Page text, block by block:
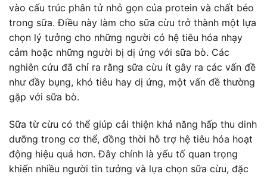
vào cấu trúc phân tử nhỏ gọn của protein và chất béo
trong sữa. Điều này làm cho sữa cừu trở thành một lựa
chọn lý tưởng cho những người có hệ tiêu hóa nhạy
cảm hoặc những người bị dị ứng với sữa bò. Các
nghiên cứu đã chỉ ra rằng sữa cừu ít gây ra các vấn đề
như đầy bụng, khó tiêu hay dị ứng, một vấn đề thường
gặp với sữa bò.
Sữa từ cừu có thể giúp cải thiện khả năng hấp thu dinh
dưỡng trong cơ thể, đồng thời hỗ trợ hệ tiêu hóa hoạt
động hiệu quả hơn. Đây chính là yếu tố quan trọng
khiến nhiều người tin tưởng và lựa chọn sữa cừu, đặc